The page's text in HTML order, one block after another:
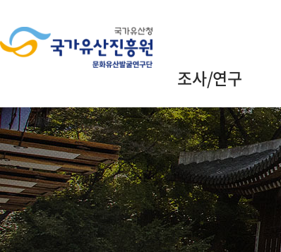
조사/연구